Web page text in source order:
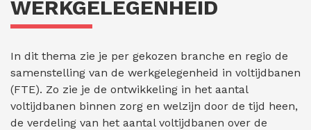
WERKGELEGENHEID
In dit thema zie je per gekozen branche en regio de
samenstelling van de werkgelegenheid in voltijdbanen
(FTE). Zo zie je de ontwikkeling in het aantal
voltijdbanen binnen zorg en welzijn door de tijd heen,
de verdeling van het aantal voltijdbanen over de